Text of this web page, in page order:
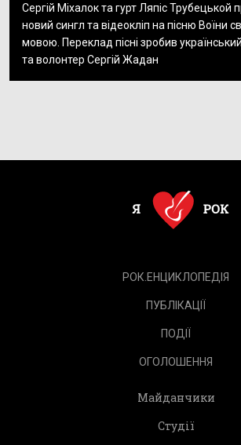
Сергій Міхалок та гурт Ляпіс Трубецькой
новий сингл та відеокліп на пісню Воїни
мовою. Переклад пісні зробив
та волонтер Сергій Жадан
РОК.ЕНЦИКЛОПЕДІЯ
ПУБЛІКАЦІЇ
ПОДІЇ
ОГОЛОШЕННЯ
Майданчики
Студії